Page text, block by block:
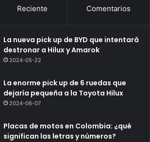
Reciente Comentarios
La nueva pick up de BYD que intentará
destronar a Hilux y Amarok
2024-05-22
La enorme pick up de 6 ruedas que
dejaría pequeña a la Toyota Hilux
2024-06-07
Placas de motos en Colombia: ¿qué
significan las letras y números?